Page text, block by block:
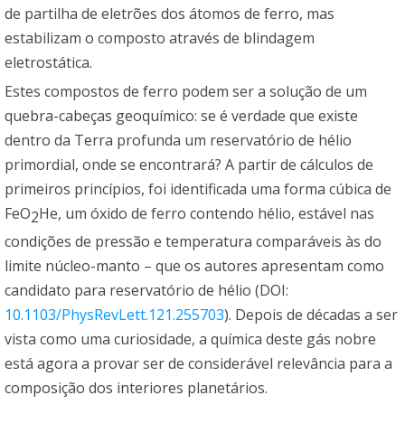
de partilha de eletrões dos átomos de ferro, mas
estabilizam o composto através de blindagem
eletrostática.
Estes compostos de ferro podem ser a solução de um
quebra-cabeças geoquímico: se é verdade que existe
dentro da Terra profunda um reservatório de hélio
primordial, onde se encontrará? A partir de cálculos de
primeiros princípios, foi identificada uma forma cúbica de
FeO2He, um óxido de ferro contendo hélio, estável nas
condições de pressão e temperatura comparáveis às do
limite núcleo-manto – que os autores apresentam como
candidato para reservatório de hélio (DOI:
10.1103/PhysRevLett.121.255703). Depois de décadas a ser
vista como uma curiosidade, a química deste gás nobre
está agora a provar ser de considerável relevância para a
composição dos interiores planetários.